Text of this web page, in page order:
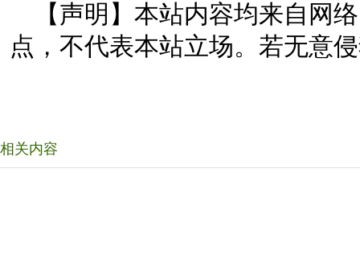
【声明】本站内容均来自网
点，不代表本站立场。若无意
相关内容